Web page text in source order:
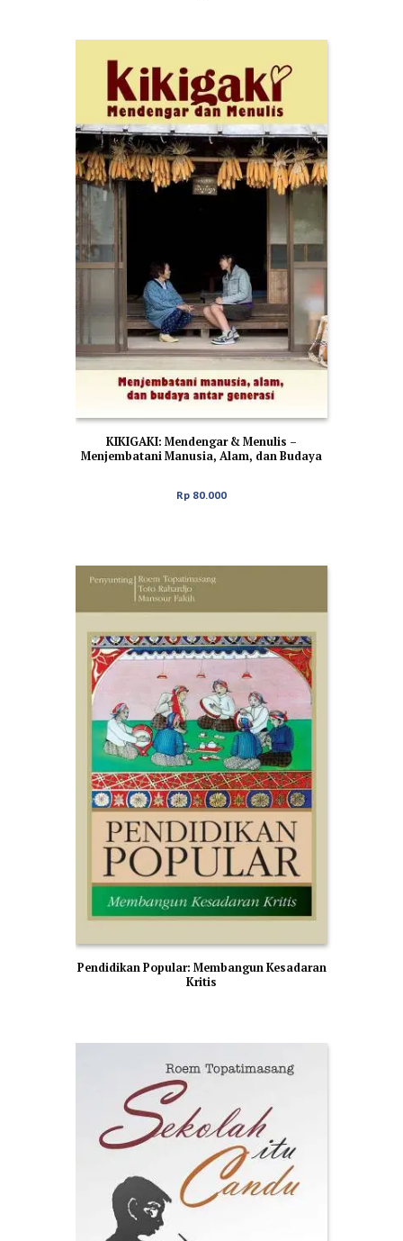
KIKIGAKI: Mendengar & Menulis –
Menjembatani Manusia, Alam, dan Budaya
Rp 80.000
Pendidikan Popular: Membangun Kesadaran
Kritis